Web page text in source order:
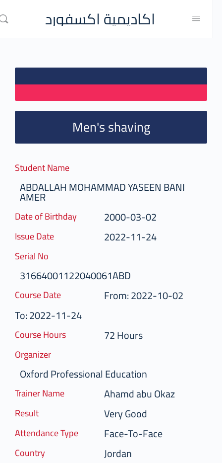
اكاديمية اكسفورد
Men's shaving
Student Name
ABDALLAH MOHAMMAD YASEEN BANI
AMER
Date of Birthday 2000-03-02
Issue Date 2022-11-24
Serial No
31664001122040061ABD
Course Date
From: 2022-10-02
To: 2022-11-24
Course Hours 72 Hours
Organizer
Oxford Professional Education
Trainer Name Ahamd abu Okaz
Result Very Good
Attendance Type Face-To-Face
Country Jordan